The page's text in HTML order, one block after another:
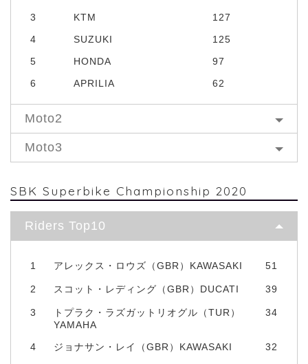
3
KTM
127
4
SUZUKI
125
5
HONDA
97
6
APRILIA 62
Moto2
Moto3
SBK Superbike Championship 2020
Riders Top10
1 アレックス・ロウズ（GBR）KAWASAKI 51
2 スコット・レディング（GBR）DUCATI 39
3
トプラク・ラズガットリオグル（TUR）
YAMAHA
34
4 ジョナサン・レイ（GBR）KAWASAKI 32